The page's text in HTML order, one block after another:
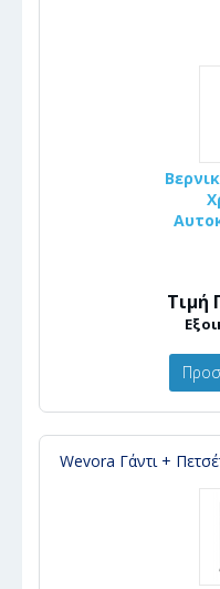
Τιμή
Wevora Γάντι +